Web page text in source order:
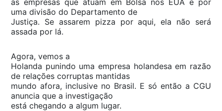
uma divisão do Departamento de
Justiça. Se assarem pizza por aqui, ela não será
assada por lá.
Agora, vemos a
Holanda punindo uma empresa holandesa em razão
de relações corruptas mantidas
mundo afora, inclusive no Brasil. E só então a CGU
anuncia que a investigação
está chegando a algum lugar.